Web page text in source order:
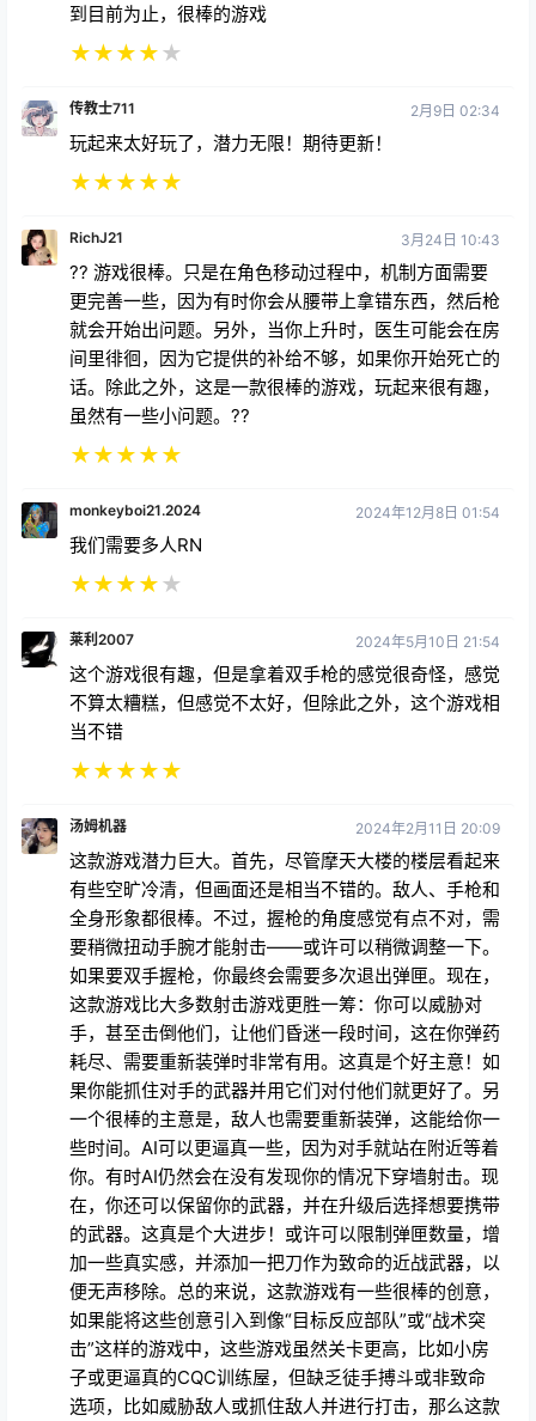
到目前为止，很棒的游戏
★★★★★
传教士711 2月9日 02:34
玩起来太好玩了，潜力无限！期待更新！
★★★★★
RichJ21 3月24日 10:43
?? 游戏很棒。只是在角色移动过程中，机制方面需要
更完善一些，因为有时你会从腰带上拿错东西，然后枪
就会开始出问题。另外，当你上升时，医生可能会在房
间里徘徊，因为它提供的补给不够，如果你开始死亡的
话。除此之外，这是一款很棒的游戏，玩起来很有趣，
虽然有一些小问题。??
★★★★★
monkeyboi21.2024 2024年12月8日 01:54
我们需要多人RN
★★★★★
莱利2007 2024年5月10日 21:54
这个游戏很有趣，但是拿着双手枪的感觉很奇怪，感觉
不算太糟糕，但感觉不太好，但除此之外，这个游戏相
当不错
★★★★★
汤姆机器 2024年2月11日 20:09
这款游戏潜力巨大。首先，尽管摩天大楼的楼层看起来
有些空旷冷清，但画面还是相当不错的。敌人、手枪和
全身形象都很棒。不过，握枪的角度感觉有点不对，需
要稍微扭动手腕才能射击——或许可以稍微调整一下。
如果要双手握枪，你最终会需要多次退出弹匣。现在，
这款游戏比大多数射击游戏更胜一筹：你可以威胁对
手，甚至击倒他们，让他们昏迷一段时间，这在你弹药
耗尽、需要重新装弹时非常有用。这真是个好主意！如
果你能抓住对手的武器并用它们对付他们就更好了。另
一个很棒的主意是，敌人也需要重新装弹，这能给你一
些时间。AI可以更逼真一些，因为对手就站在附近等着
你。有时AI仍然会在没有发现你的情况下穿墙射击。现
在，你还可以保留你的武器，并在升级后选择想要携带
的武器。这真是个大进步！或许可以限制弹匣数量，增
加一些真实感，并添加一把刀作为致命的近战武器，以
便无声移除。总的来说，这款游戏有一些很棒的创意，
如果能将这些创意引入到像“目标反应部队”或“战术突
击”这样的游戏中，这些游戏虽然关卡更高，比如小房
子或更逼真的CQC训练屋，但缺乏徒手搏斗或非致命
选项，比如威胁敌人或抓住敌人并进行打击，那么这款